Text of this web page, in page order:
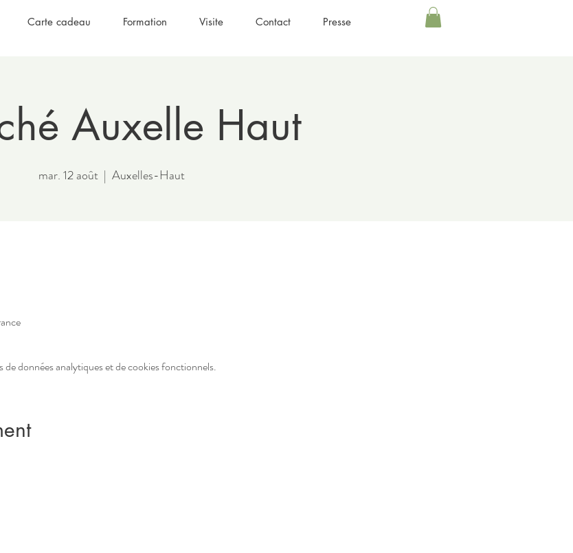
Carte cadeau Formation Visite Contact Presse
Auxelle Haut
mar. 12 août
  |
Auxelles-Haut
données analytiques et de cookies fonctionnels.